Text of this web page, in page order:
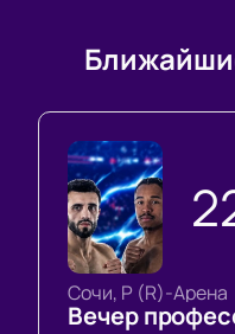
Сочи, Р (R)-Арена
Вечер